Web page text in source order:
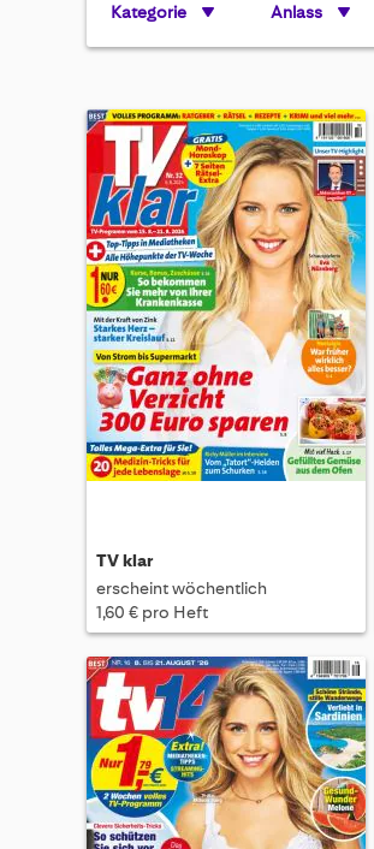
Kategorie Anlass
TV klar
erscheint wöchentlich
1,60 € pro Heft